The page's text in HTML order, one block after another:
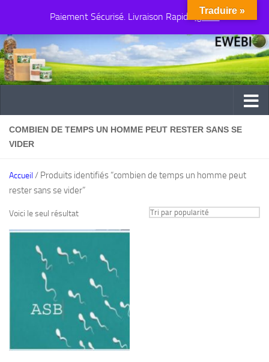
Paiement Sécurisé. Livraison Rapide Ignorer
Au dessous du contenu
COMBIEN DE TEMPS UN HOMME PEUT RESTER SANS SE
VIDER
Accueil / Produits identifiés “combien de temps un homme peut
rester sans se vider”
Voici le seul résultat
Traduire »